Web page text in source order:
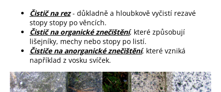
Čistič na rez- důkladně a hloubkově vyčistí rezavé
stopy stopy po věncích.
Čistič na organické znečištění, které způsobují
lišejníky, mechy nebo stopy po listí.
Čističe na anorganické znečištění, které vzniká
například z vosku svíček.